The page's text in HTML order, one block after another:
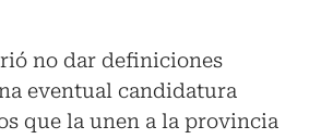
no dar definiciones
eventual candidatura
que la unen a la provincia